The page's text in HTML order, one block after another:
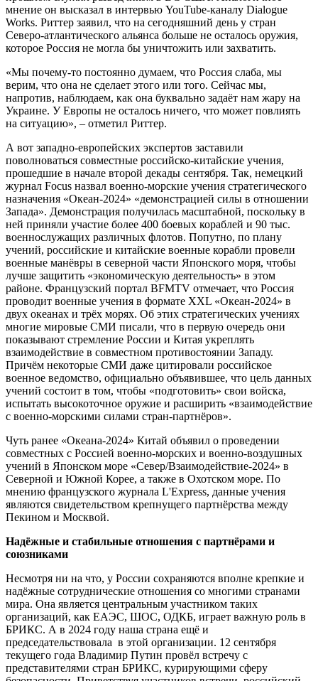
мнение он высказал в интервью YouTube-каналу Dialogue
Works. Риттер заявил, что на сегодняшний день у стран
Северо-атлантического альянса больше не осталось оружия,
которое Россия не могла бы уничтожить или захватить.
«Мы почему-то постоянно думаем, что Россия слаба, мы
верим, что она не сделает этого или того. Сейчас мы,
напротив, наблюдаем, как она буквально задаёт нам жару на
Украине. У Европы не осталось ничего, что может повлиять
на ситуацию», – отметил Риттер.
А вот западно-европейских экспертов заставили
поволноваться совместные российско-китайские учения,
прошедшие в начале второй декады сентября. Так, немецкий
журнал Focus назвал военно-морские учения стратегического
назначения «Океан-2024» «демонстрацией силы в отношении
Запада». Демонстрация получилась масштабной, поскольку в
ней приняли участие более 400 боевых кораблей и 90 тыс.
военнослужащих различных флотов. Попутно, по плану
учений, российские и китайские военные корабли провели
военные манёвры в северной части Японского моря, чтобы
лучше защитить «экономическую деятельность» в этом
районе. Французский портал BFMTV отмечает, что Россия
проводит военные учения в формате XXL «Океан-2024» в
двух океанах и трёх морях. Об этих стратегических учениях
многие мировые СМИ писали, что в первую очередь они
показывают стремление России и Китая укреплять
взаимодействие в совместном противостоянии Западу.
Причём некоторые СМИ даже цитировали российское
военное ведомство, официально объявившее, что цель данных
учений состоит в том, чтобы «подготовить» свои войска,
испытать высокоточное оружие и расширить «взаимодействие
с военно-морскими силами стран-партнёров».
Чуть ранее «Океана-2024» Китай объявил о проведении
совместных с Россией военно-морских и военно-воздушных
учений в Японском море «Север/Взаимодействие-2024» в
Северной и Южной Корее, а также в Охотском море. По
мнению французского журнала L'Express, данные учения
являются свидетельством крепнущего партнёрства между
Пекином и Москвой.
Надёжные и стабильные отношения с партнёрами и
союзниками
Несмотря ни на что, у России сохраняются вполне крепкие и
надёжные сотруднические отношения со многими странами
мира. Она является центральным участником таких
организаций, как ЕАЭС, ШОС, ОДКБ, играет важную роль в
БРИКС. А в 2024 году наша страна ещё и
председательствовала в этой организации. 12 сентября
текущего года Владимир Путин провёл встречу с
представителями стран БРИКС, курирующими сферу